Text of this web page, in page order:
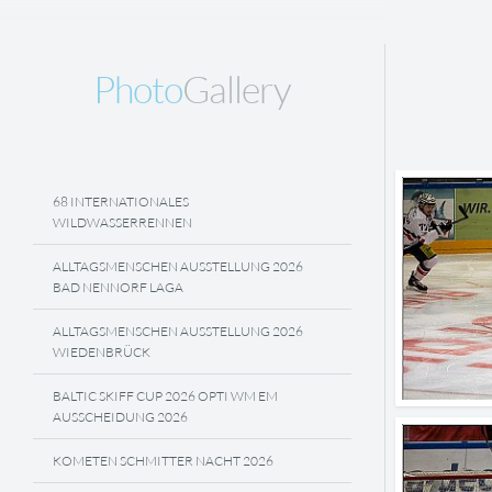
PhotoGallery
68 INTERNATIONALES
WILDWASSERRENNEN
ALLTAGSMENSCHEN AUSSTELLUNG 2026
BAD NENNORF LAGA
ALLTAGSMENSCHEN AUSSTELLUNG 2026
WIEDENBRÜCK
BALTIC SKIFF CUP 2026 OPTI WM EM
AUSSCHEIDUNG 2026
KOMETEN SCHMITTER NACHT 2026